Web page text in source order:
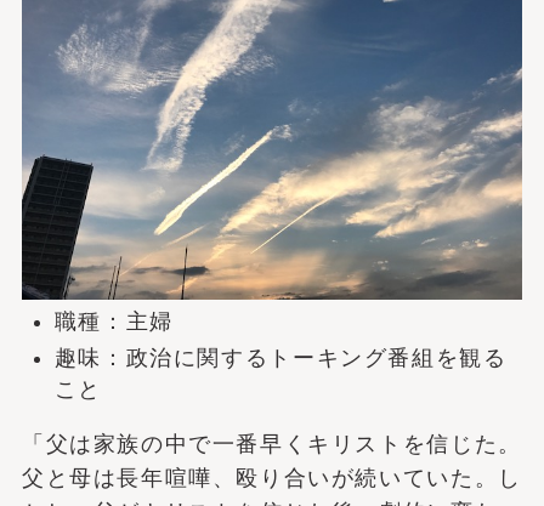
職種：主婦
趣味：政治に関するトーキング番組を観る
こと
「父は家族の中で一番早くキリストを信じた。
父と母は長年喧嘩、殴り合いが続いていた。し